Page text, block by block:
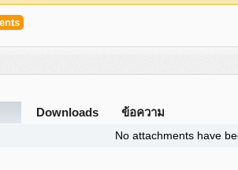
Downloads ข้อความ
No attachments have